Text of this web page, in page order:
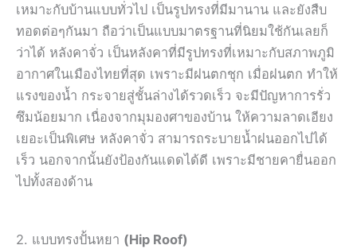
เหมาะกับบ้านแบบทั่วไป เป็นรูปทรงที่มีมานาน และยังสืบ
ทอดต่อๆกันมา ถือว่าเป็นแบบมาตรฐานที่นิยมใช้กันเลยก็
ว่าได้ หลังคาจั่ว เป็นหลังคาที่มีรูปทรงที่เหมาะกับสภาพภูมิ
อากาศในเมืองไทยที่สุด เพราะมีฝนตกชุก เมื่อฝนตก ทำให้
แรงของน้ำ กระจายสู่ชั้นล่างได้รวดเร็ว จะมีปัญหาการรั่ว
ซึมน้อยมาก เนื่องจากมุมองศาของบ้าน ให้ความลาดเอียง
เยอะเป็นพิเศษ หลังคาจั่ว สามารถระบายน้ำฝนออกไปได้
เร็ว นอกจากนั้นยังป้องกันแดดได้ดี เพราะมีชายคายื่นออก
ไปทั้งสองด้าน
2. แบบทรงปั้นหยา (Hip Roof)